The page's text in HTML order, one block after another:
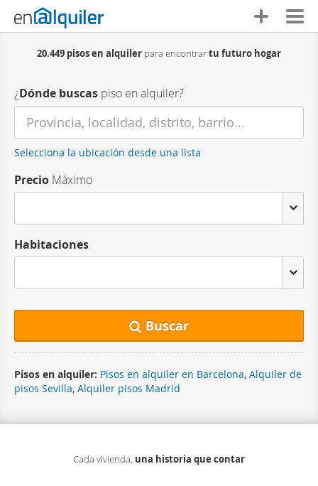
20.449 pisos en alquiler para encontrartu futuro hogar
¿Dónde buscas piso en alquiler?
Selecciona la ubicación desde una lista
Precio Máximo
Habitaciones
Buscar
Pisos en alquiler: Pisos en alquiler en Barcelona, Alquiler de
pisos Sevilla, Alquiler pisos Madrid
Cada vivienda, una historia que contar